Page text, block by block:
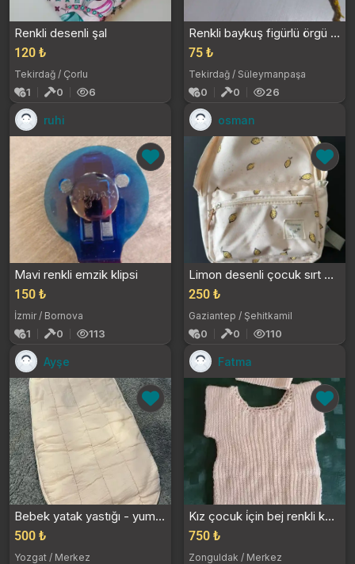
Renkli desenli şal
120 ₺
Tekirdağ / Çorlu
1 0 6
Renkli baykuş figürlü örgü şapka
75 ₺
Tekirdağ / Süleymanpaşa
0 0 26
ruhi
Mavi renkli emzik klipsi
150 ₺
İzmir / Bornova
1 0 113
osman
Limon desenli çocuk sırt çantası
250 ₺
Gaziantep / Şehitkamil
0 0 110
Ayşe
Bebek yatak yastığı - yumuşak ve rahat
500 ₺
Yozgat / Merkez
Fatma
Kız çocuk i̇çin bej renkli kazak ve şapka takımı
750 ₺
Zonguldak / Merkez